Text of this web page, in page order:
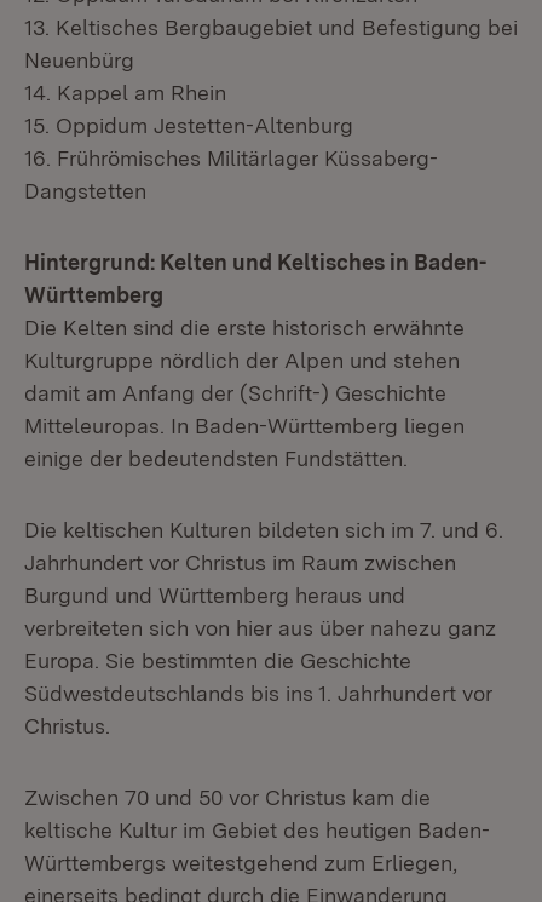
13. Keltisches Bergbaugebiet und Befestigung bei
Neuenbürg
14. Kappel am Rhein
15. Oppidum Jestetten-Altenburg
16. Frührömisches Militärlager Küssaberg-
Dangstetten
Hintergrund: Kelten und Keltisches in Baden-
Württemberg
Die Kelten sind die erste historisch erwähnte
Kulturgruppe nördlich der Alpen und stehen
damit am Anfang der (Schrift-) Geschichte
Mitteleuropas. In Baden-Württemberg liegen
einige der bedeutendsten Fundstätten.
Die keltischen Kulturen bildeten sich im 7. und 6.
Jahrhundert vor Christus im Raum zwischen
Burgund und Württemberg heraus und
verbreiteten sich von hier aus über nahezu ganz
Europa. Sie bestimmten die Geschichte
Südwestdeutschlands bis ins 1. Jahrhundert vor
Christus.
Zwischen 70 und 50 vor Christus kam die
keltische Kultur im Gebiet des heutigen Baden-
Württembergs weitestgehend zum Erliegen,
einerseits bedingt durch die Einwanderung